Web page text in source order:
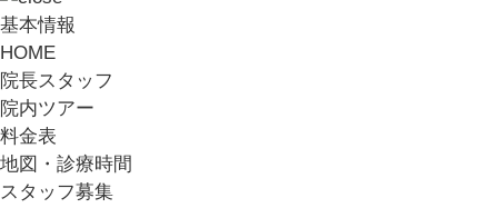
基本情報
HOME
院長スタッフ
院内ツアー
料金表
地図・診療時間
スタッフ募集